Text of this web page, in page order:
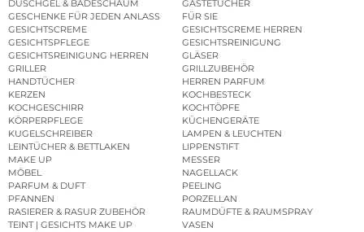
DUSCHGEL & BADESCHAUM
GÄSTETÜCHER
GESCHENKE FÜR JEDEN ANLASS
FÜR SIE
GESICHTSCREME
GESICHTSCREME HERREN
GESICHTSPFLEGE
GESICHTSREINIGUNG
GESICHTSREINIGUNG HERREN
GLÄSER
GRILLER
GRILLZUBEHÖR
HANDTÜCHER
HERREN PARFUM
KERZEN
KOCHBESTECK
KOCHGESCHIRR
KOCHTÖPFE
KÖRPERPFLEGE
KÜCHENGERÄTE
KUGELSCHREIBER
LAMPEN & LEUCHTEN
LEINTÜCHER & BETTLAKEN
LIPPENSTIFT
MAKE UP
MESSER
MÖBEL
NAGELLACK
PARFUM & DUFT
PEELING
PFANNEN
PORZELLAN
RASIERER & RASUR ZUBEHÖR
RAUMDÜFTE & RAUMSPRAY
TEINT | GESICHTS MAKE UP
VASEN